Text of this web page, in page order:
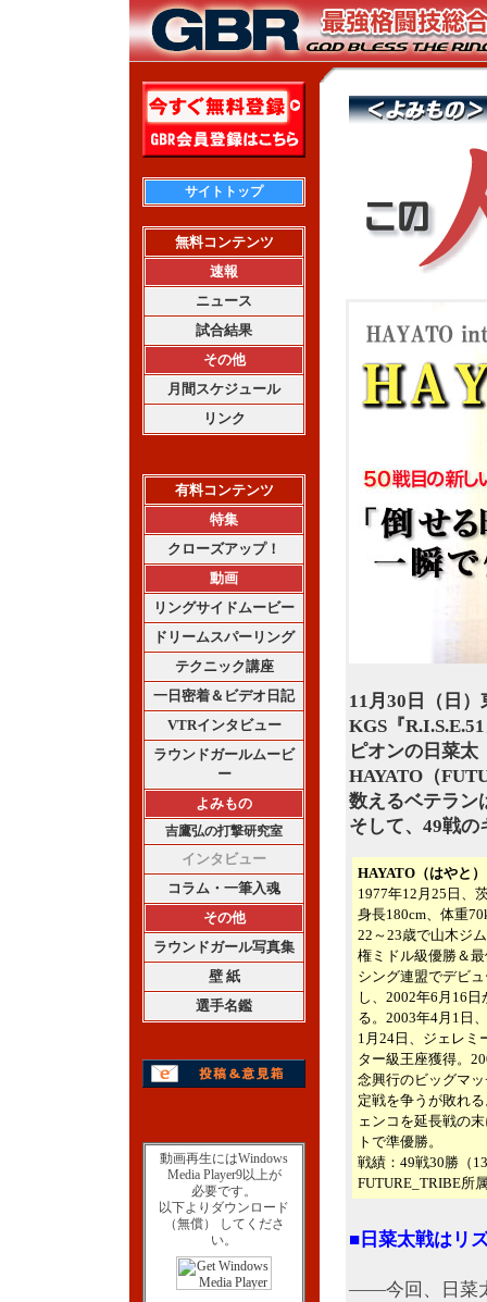
サイトトップ
無料コンテンツ
速報
ニュース
試合結果
その他
月間スケジュール
リンク
有料コンテンツ
特集
クローズアップ！
動画
リングサイドムービー
ドリームスパーリング
テクニック講座
一日密着＆ビデオ日記
VTRインタビュー
ラウンドガールムービ
ー
よみもの
吉鷹弘の打撃研究室
インタビュー
コラム・一筆入魂
その他
ラウンドガール写真集
壁 紙
選手名鑑
動画再生にはWindows
Media Player9以上が
必要です。
以下よりダウンロード
（無償） してくださ
い。
11月30日（日
KGS『
ピオンの日菜太
HAYATO（
数えるベテラ
そして、49戦
HAYATO（はやと）
1977年12月25日、
身長180cm、体重
22～23歳で山木ジ
権ミドル級優勝＆
シング連盟でデビ
し、2002年6月16
る。2003年4月1日
1月24日、ジェレミ
ター級王座獲得。
念興行のビッグマ
定戦を争うが敗れ
ェンコを延長戦の
トで準優勝。
戦績：49戦30勝（
FUTURE_TRIBE所
■日菜太戦はリ
――今回、日菜